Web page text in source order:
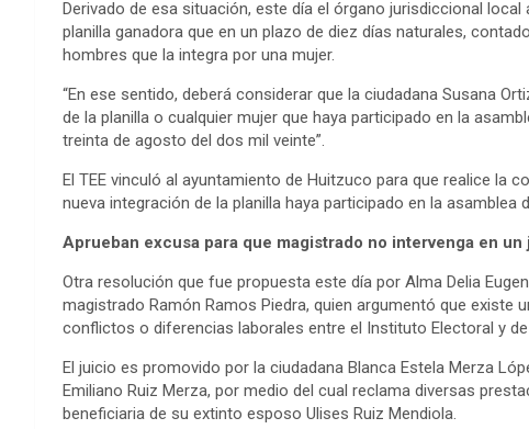
Derivado de esa situación, este día el órgano jurisdiccional
planilla ganadora que en un plazo de diez días naturales,
hombres que la integra por una mujer.
“En ese sentido, deberá considerar que la ciudadana Susana
de la planilla o cualquier mujer que haya participado en la
treinta de agosto del dos mil veinte”.
El TEE vinculó al ayuntamiento de Huitzuco para que realice la
nueva integración de la planilla haya participado en la asamblea
Aprueban excusa para que magistrado no intervenga en un
Otra resolución que fue propuesta este día por Alma Delia
magistrado Ramón Ramos Piedra, quien argumentó que existe
conflictos o diferencias laborales entre el Instituto Electoral y de
El juicio es promovido por la ciudadana Blanca Estela Merza
Emiliano Ruiz Merza, por medio del cual reclama diversas
beneficiaria de su extinto esposo Ulises Ruiz Mendiola.